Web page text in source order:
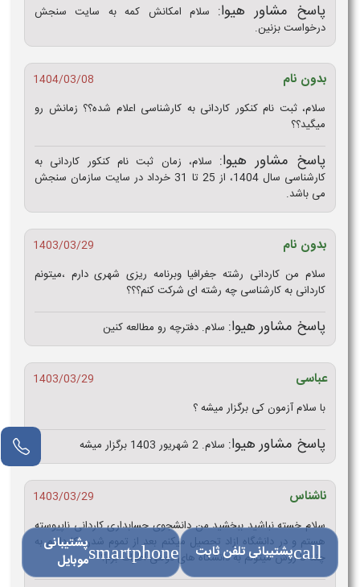
پاسخ مشاور هیوا: سلام امکانش کمه به سایت سنجش
درخواست بزنین.
بدون نام
1404/03/08
سلام، ثبت نام کنکور کاردانی به کارشناسی اعلام شده؟؟ زمانش رو
میگید؟؟
پاسخ مشاور هیوا: سلام، زمان ثبت نام کنکور کاردانی به
کارشناسی سال 1404، از 25 تا 31 خرداد در سایت سازمان سنجش
می باشد.
بدون نام
1403/03/29
سلام من کاردانی رشته جغرافیا وبرنامه ریزی شهری دارم ،میتونم
کاردانی به کارشناسی چه رشته ای شرکت کنم؟؟؟
پاسخ مشاور هیوا: سلام. دفترچه رو مطالعه کنین
عباسی
1403/03/29
با سلام آزمون کی برگزار میشه ؟
پاسخ مشاور هیوا: سلام. 2 شهریور 1403 برگزار میشه
ناشناس
1403/03/29
سلام خسته نباشید ببخشید من دانشجوی حسابداری کاردانی ناپیوسته
هستم و در دانشگاه ازاد تحصیل میکنم بعد از تموم شدن کاردانیم به
چند تا روش میتونم به دانشگاه های دولتی اطراف برم؟
callپشتیبانی تلفن ثابت smartphoneپشتیبانی
موبایل
مشاور آنلاین